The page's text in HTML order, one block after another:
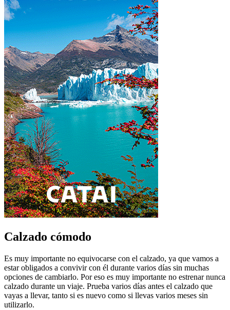
Calzado cómodo
Es muy importante no equivocarse con el calzado, ya que vamos a
estar obligados a convivir con él durante varios días sin muchas
opciones de cambiarlo. Por eso es muy importante no estrenar nunca
calzado durante un viaje. Prueba varios días antes el calzado que
vayas a llevar, tanto si es nuevo como si llevas varios meses sin
utilizarlo.